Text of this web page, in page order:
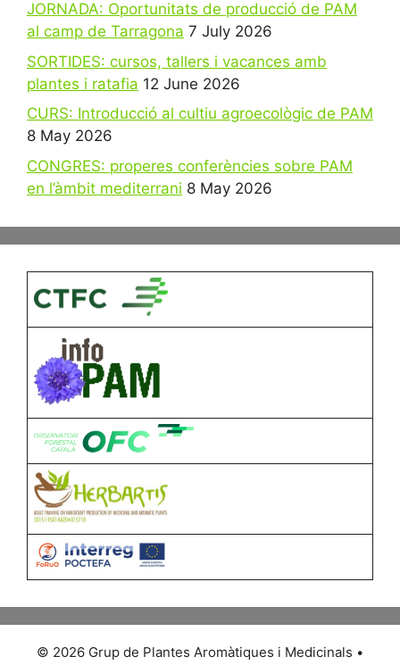
JORNADA: Oportunitats de producció de PAM
al camp de Tarragona 7 July 2026
SORTIDES: cursos, tallers i vacances amb
plantes i ratafia 12 June 2026
CURS: Introducció al cultiu agroecològic de PAM
8 May 2026
CONGRES: properes conferències sobre PAM
en l’àmbit mediterrani 8 May 2026
© 2026 Grup de Plantes Aromàtiques i Medicinals •